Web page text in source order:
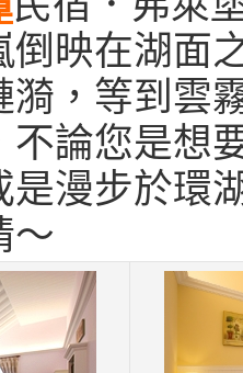
倒映在湖面
漪，等到雲
不論您是想
是漫步於環
～